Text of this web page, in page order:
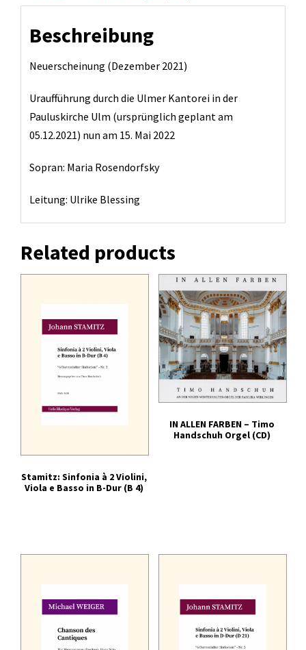
Beschreibung
Neuerscheinung (Dezember 2021)
Uraufführung durch die Ulmer Kantorei in der
Pauluskirche Ulm (ursprünglich geplant am
05.12.2021) nun am 15. Mai 2022
Sopran: Maria Rosendorfsky
Leitung: Ulrike Blessing
Related products
Stamitz: Sinfonia à 2 Violini,
Viola e Basso in B-Dur (B 4)
IN ALLEN FARBEN – Timo
Handschuh Orgel (CD)